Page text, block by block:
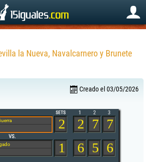
la Nueva, Navalcarnero y Brunete
Creado el 03/05/2026
2
1
2 7 7
6 5 6